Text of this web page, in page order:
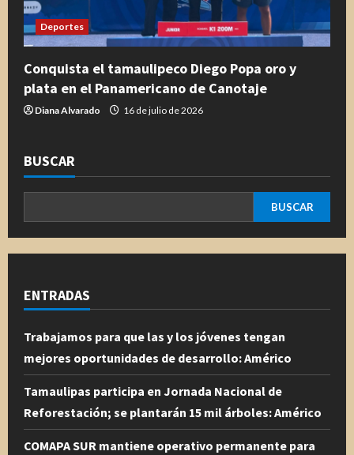
Deportes
Conquista el tamaulipeco Diego Popa oro y
plata en el Panamericano de Canotaje
Diana Alvarado 16 de julio de 2026
BUSCAR
BUSCAR
ENTRADAS
Trabajamos para que las y los jóvenes tengan
mejores oportunidades de desarrollo: Américo
Tamaulipas participa en Jornada Nacional de
Reforestación; se plantarán 15 mil árboles: Américo
COMAPA SUR mantiene operativo permanente para